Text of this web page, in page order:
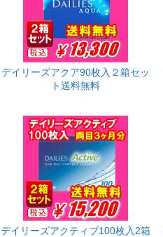
デイリーズアクア90枚入２箱セッ
ト送料無料
デイリーズアクティブ100枚入2箱